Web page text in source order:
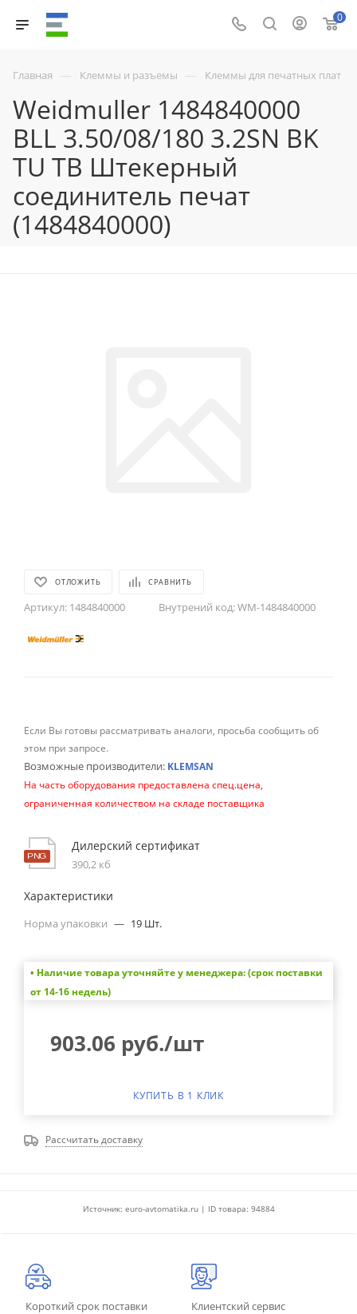
0
Главная — Клеммы и разъемы — Клеммы для печатных плат
Weidmuller 1484840000
BLL 3.50/08/180 3.2SN BK
TU TB Штекерный
соединитель печат
(1484840000)
ОТЛОЖИТЬ СРАВНИТЬ
Артикул: 1484840000 Внутрений код:WM-1484840000
Если Вы готовы рассматривать аналоги, просьба сообщить об
этом при запросе.
Возможные производители: KLEMSAN
На часть оборудования предоставлена спец.цена,
ограниченная количеством на складе поставщика
Дилерский сертификат
390,2 кб
Характеристики
Норма упаковки — 19 Шт.
• Наличие товара уточняйте у менеджера: (срок поставки
от 14-16 недель)
903.06 руб./шт
КУПИТЬ В 1 КЛИК
Рассчитать доставку
Источник: euro-avtomatika.ru | ID товара: 94884
Короткий срок поставки Клиентский сервис